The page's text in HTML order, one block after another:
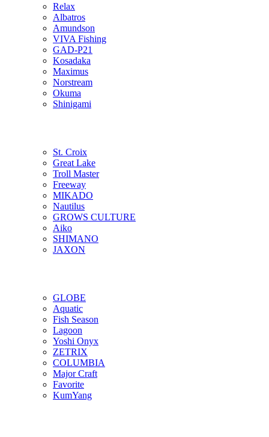
Relax
Albatros
Amundson
VIVA Fishing
GAD-P21
Kosadaka
Maximus
Norstream
Okuma
Shinigami
St. Croix
Great Lake
Troll Master
Freeway
MIKADO
Nautilus
GROWS CULTURE
Aiko
SHIMANO
JAXON
GLOBE
Aquatic
Fish Season
Lagoon
Yoshi Onyx
ZETRIX
COLUMBIA
Major Craft
Favorite
KumYang